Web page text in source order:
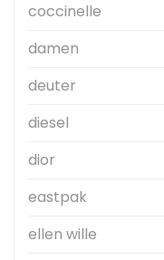
coccinelle
damen
deuter
diesel
dior
eastpak
ellen wille